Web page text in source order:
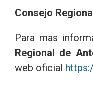
Consejo
Para mas
Regional de
web oficial